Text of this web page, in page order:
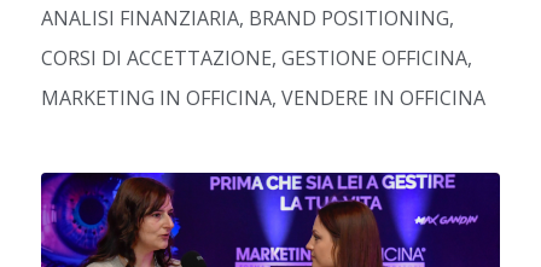
ANALISI FINANZIARIA, BRAND POSITIONING,
CORSI DI ACCETTAZIONE, GESTIONE OFFICINA,
MARKETING IN OFFICINA, VENDERE IN OFFICINA